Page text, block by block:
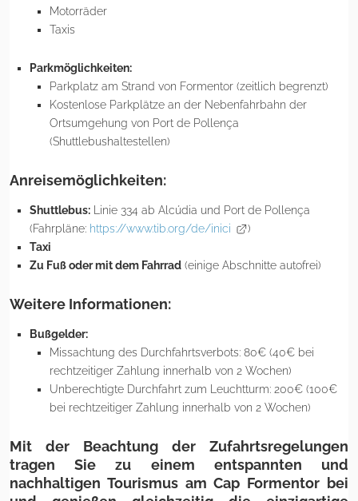
Motorräder
Taxis
Parkmöglichkeiten:
Parkplatz am Strand von Formentor (zeitlich begrenzt)
Kostenlose Parkplätze an der Nebenfahrbahn der
Ortsumgehung von Port de Pollença
(Shuttlebushaltestellen)
Anreisemöglichkeiten:
Shuttlebus: Linie 334 ab Alcúdia und Port de Pollença
(Fahrpläne: https://www.tib.org/de/inici
)
Taxi
Zu Fuß oder mit dem Fahrrad (einige Abschnitte autofrei)
Weitere Informationen:
Bußgelder:
Missachtung des Durchfahrtsverbots: 80€ (40€ bei
rechtzeitiger Zahlung innerhalb von 2 Wochen)
Unberechtigte Durchfahrt zum Leuchtturm: 200€ (100€
bei rechtzeitiger Zahlung innerhalb von 2 Wochen)
Mit der Beachtung der Zufahrtsregelungen
tragen Sie zu einem entspannten und
nachhaltigen Tourismus am Cap Formentor bei